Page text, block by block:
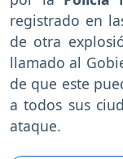
registrado en
de otra
llamado al
de que este
a todos sus
ataque.